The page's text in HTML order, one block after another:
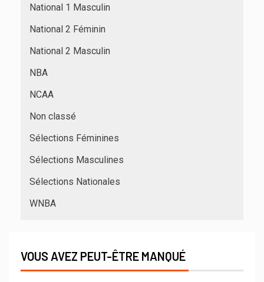
National 1 Masculin
National 2 Féminin
National 2 Masculin
NBA
NCAA
Non classé
Sélections Féminines
Sélections Masculines
Sélections Nationales
WNBA
VOUS AVEZ PEUT-ÊTRE MANQUÉ